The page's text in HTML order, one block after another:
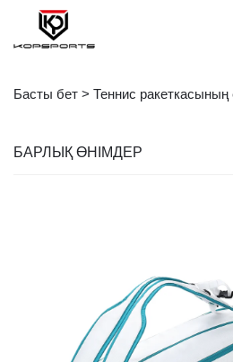
Басты бет > Теннис ракеткасының
БАРЛЫҚ ӨНІМДЕР